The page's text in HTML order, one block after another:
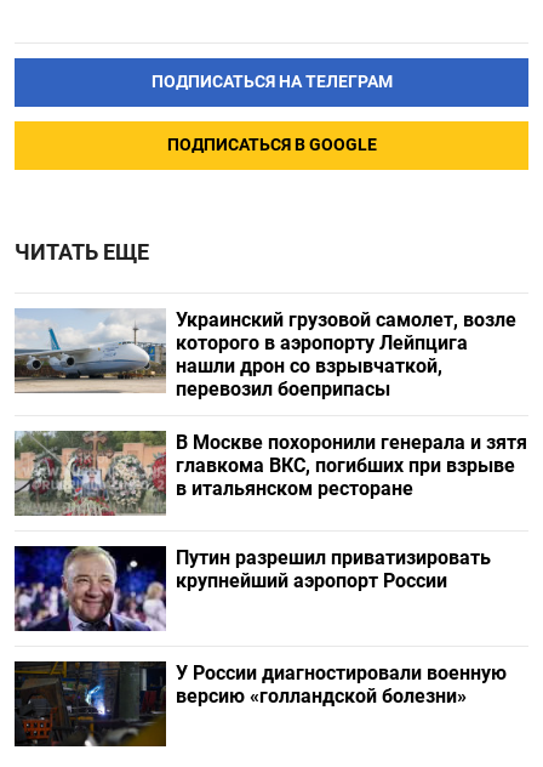
ПОДПИСАТЬСЯ НА ТЕЛЕГРАМ
ПОДПИСАТЬСЯ В GOOGLE
ЧИТАТЬ ЕЩЕ
Украинский грузовой самолет, возле
которого в аэропорту Лейпцига
нашли дрон со взрывчаткой,
перевозил боеприпасы
В Москве похоронили генерала и зятя
главкома ВКС, погибших при взрыве
в итальянском ресторане
Путин разрешил приватизировать
крупнейший аэропорт России
У России диагностировали военную
версию «голландской болезни»